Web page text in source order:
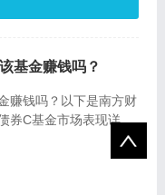
基金赚钱吗？
赚钱吗？以下是南方财
券C基金市场表现详